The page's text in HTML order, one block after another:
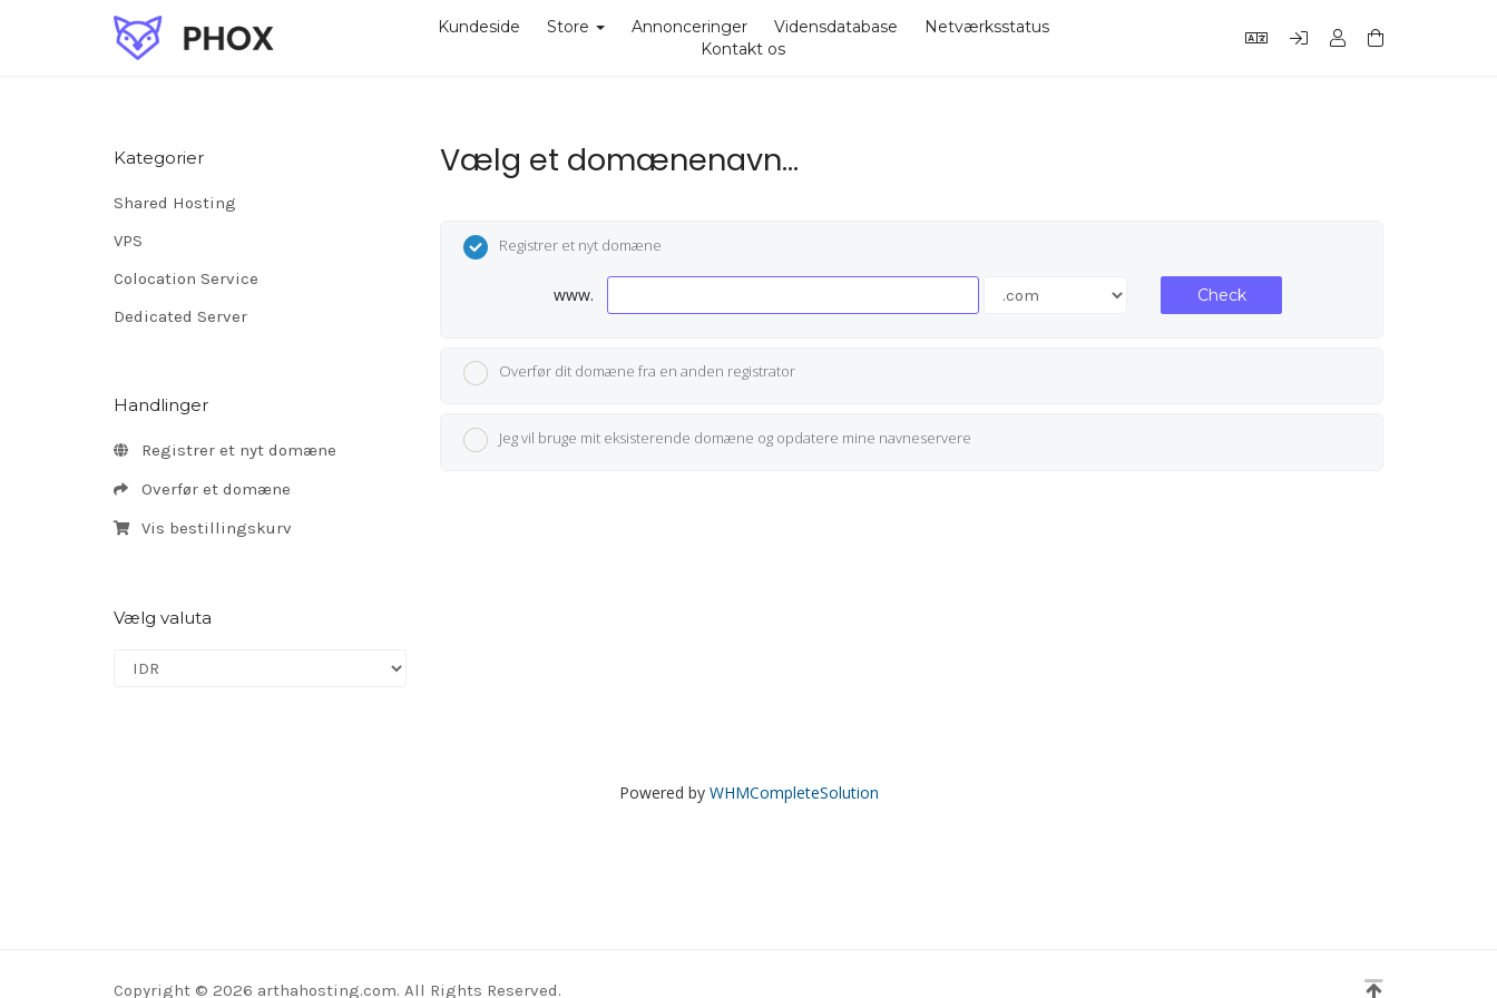
Kundeside Store Annonceringer Vidensdatabase
Netværksstatus
Kontakt os
Kategorier
Shared Hosting
VPS
Colocation Service
Dedicated Server
Handlinger
Registrer et nyt domæne
Overfør et domæne
Vis bestillingskurv
Vælg valuta
Vælg et domænenavn…
Registrer et nyt domæne
www. Check
Overfør dit domæne fra en anden registrator
Jeg vil bruge mit eksisterende domæne og opdatere mine navneservere
Powered by WHMCompleteSolution
Copyright © 2026 arthahosting.com. All Rights Reserved.